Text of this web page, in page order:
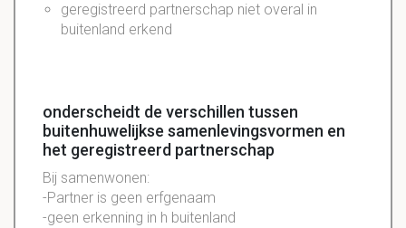
geregistreerd partnerschap niet overal in
buitenland erkend
onderscheidt de verschillen tussen
buitenhuwelijkse samenlevingsvormen en
het geregistreerd partnerschap
Bij samenwonen:
-Partner is geen erfgenaam
-geen erkenning in h buitenland